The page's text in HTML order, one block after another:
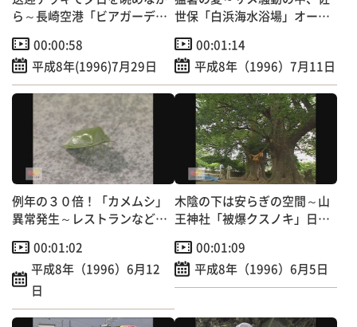
ら～長崎空港「ビアガーデ
00:00:58
平成8年(1996)7月29日
世保「白浜海水浴場」オープ
00:01:14
平成8年（1996）7月11日
例年の３０倍！「カメムシ」
異常発生～レストランなどに
00:01:02
平成8年（1996）6月12
日
木陰の下は安らぎの空間～山
王神社「被爆クスノキ」日本
00:01:09
平成8年（1996）6月5日